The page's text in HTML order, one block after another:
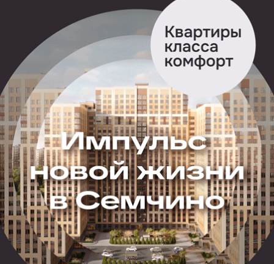
Министерство предложило обратиться в Приокское
межрегиональное управление Росприроднадзора.
В этот же день администрация Скопинского района
заявила, что на свиноферме с 10 августа начнут
использовать вещество, которое уменьшит запах
«еще на стадии формирования навоза».
«Мы озабочены сложившимся положением
и потребовали от предприятия сделать все
возможное для устранения проблемы. Руководство
ООО „СПФ Рязань“ заверило, что на производстве
усилят лабораторный контроль, контроль за строгим
соблюдением очистки помещений, а с 10 августа
примут дополнительные меры: начнут использовать
специальный состав, который уменьшает запах еще
на стадии формирования навоза. Ситуацию держим
на контроле», — так выглядело сообщение целиком.
15 августа жители Скопина вновь начали массово
жаловаться на «невыносимую вонь» и неработающие
технологии по устранению запаха.